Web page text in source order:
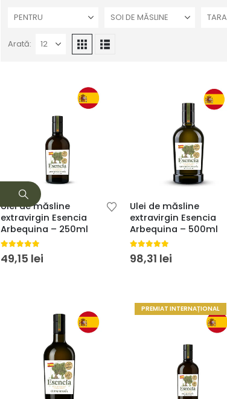
PENTRU SOI DE MĂSLINE TARA
Arată:
Ulei de măsline
extravirgin Esencia
Arbequina – 250ml
5.00din 5
49,15 lei
Ulei de măsline
extravirgin Esencia
Arbequina – 500ml
5.00din 5
98,31 lei
PREMIAT INTERNAȚIONAL